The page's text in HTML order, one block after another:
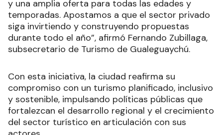
y una amplia oferta para todas las edades y
temporadas. Apostamos a que el sector privado
siga invirtiendo y construyendo propuestas
durante todo el año”, afirmó Fernando Zubillaga,
subsecretario de Turismo de Gualeguaychú.
Con esta iniciativa, la ciudad reafirma su
compromiso con un turismo planificado, inclusivo
y sostenible, impulsando políticas públicas que
fortalezcan el desarrollo regional y el crecimiento
del sector turístico en articulación con sus